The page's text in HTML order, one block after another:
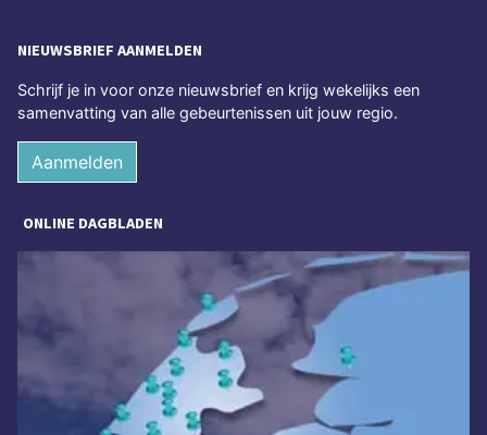
NIEUWSBRIEF AANMELDEN
Schrijf je in voor onze nieuwsbrief en krijg wekelijks een
samenvatting van alle gebeurtenissen uit jouw regio.
Aanmelden
ONLINE DAGBLADEN